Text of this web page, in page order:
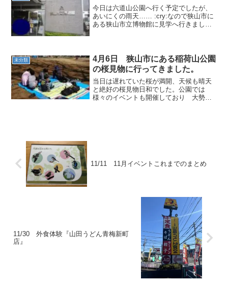
今日は六道山公園へ行く予定でしたが、
あいにくの雨天…… :cry:なので狭山市に
ある狭山市立博物館に見学へ行きました♪
本」という...
未分類
4月6日 狭山市にある稲荷山公園
の桜見物に行ってきました。
当日は遅れていた桜が満開、天候も晴天
と絶好の桜見物日和でした。公園では
様々のイベントも開催しており 大勢の
11/11 11月イベントこれまでのまとめ
11/30 外食体験『山田うどん青梅新町
店』